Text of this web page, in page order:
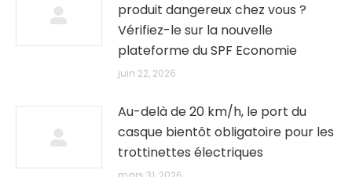
produit dangereux chez vous ?
Vérifiez-le sur la nouvelle
plateforme du SPF Economie
juin 22, 2026
Au-delà de 20 km/h, le port du
casque bientôt obligatoire pour les
trottinettes électriques